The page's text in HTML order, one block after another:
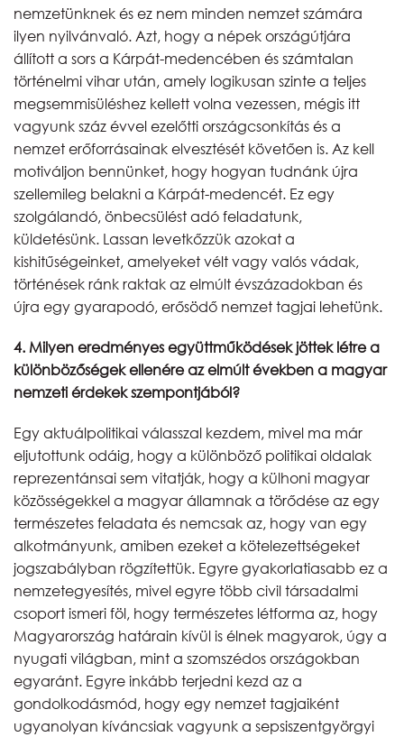
nemzetünknek és ez nem minden nemzet számára
ilyen nyilvánvaló. Azt, hogy a népek országútjára
állított a sors a Kárpát-medencében és számtalan
történelmi vihar után, amely logikusan szinte a teljes
megsemmisüléshez kellett volna vezessen, mégis itt
vagyunk száz évvel ezelőtti országcsonkítás és a
nemzet erőforrásainak elvesztését követően is. Az kell
motiváljon bennünket, hogy hogyan tudnánk újra
szellemileg belakni a Kárpát-medencét. Ez egy
szolgálandó, önbecsülést adó feladatunk,
küldetésünk. Lassan levetkőzzük azokat a
kishitűségeinket, amelyeket vélt vagy valós vádak,
történések ránk raktak az elmúlt évszázadokban és
újra egy gyarapodó, erősödő nemzet tagjai lehetünk.
4. Milyen eredményes együttműködések jöttek létre a
különbözőségek ellenére az elmúlt években a magyar
nemzeti érdekek szempontjából?
Egy aktuálpolitikai válasszal kezdem, mivel ma már
eljutottunk odáig, hogy a különböző politikai oldalak
reprezentánsai sem vitatják, hogy a külhoni magyar
közösségekkel a magyar államnak a törődése az egy
természetes feladata és nemcsak az, hogy van egy
alkotmányunk, amiben ezeket a kötelezettségeket
jogszabályban rögzítettük. Egyre gyakorlatiasabb ez a
nemzetegyesítés, mivel egyre több civil társadalmi
csoport ismeri föl, hogy természetes létforma az, hogy
Magyarország határain kívül is élnek magyarok, úgy a
nyugati világban, mint a szomszédos országokban
egyaránt. Egyre inkább terjedni kezd az a
gondolkodásmód, hogy egy nemzet tagjaiként
ugyanolyan kíváncsiak vagyunk a sepsiszentgyörgyi